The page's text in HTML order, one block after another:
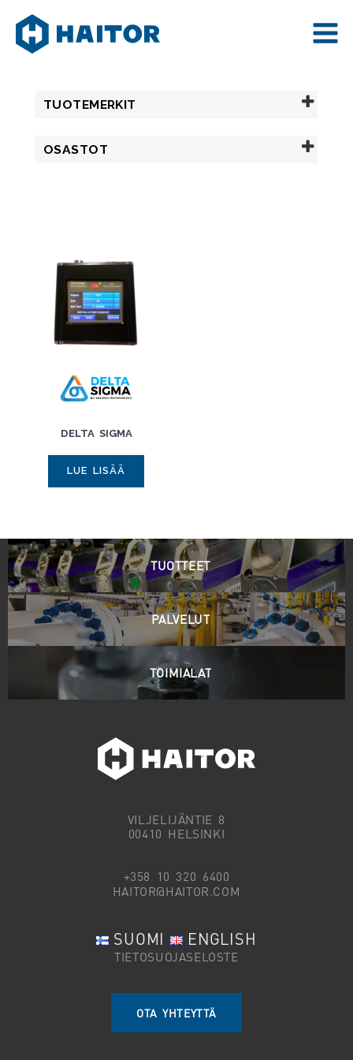
content
TUOTEMERKIT
OSASTOT
DELTA SIGMA
LUE LISÄÄ
TUOTTEET
PALVELUT
TOIMIALAT
VILJELIJÄNTIE 8
00410 HELSINKI
+358 10 320 6400
HAITOR@HAITOR.COM
SUOMI ENGLISH
TIETOSUOJASELOSTE
OTA YHTEYTTÄ